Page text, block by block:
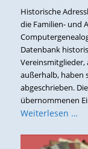
Historische
die Familien- und
Datenbank
Vereinsmitglieder,
außerhalb, haben
abgeschrieben.
übernommenen
Weiterlesen …